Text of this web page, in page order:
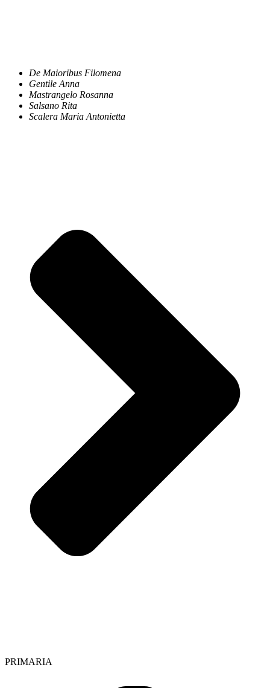
De Maioribus Filomena
Gentile Anna
Mastrangelo Rosanna
Salsano Rita
Scalera Maria Antonietta
PRIMARIA